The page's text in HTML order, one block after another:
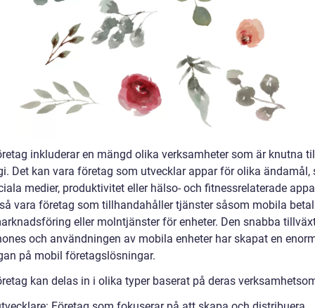
inkluderar en mängd olika verksamheter som är knutna
Det kan vara företag som utvecklar appar för olika ändamål,
medier, produktivitet eller hälso- och fitnessrelaterade
vara företag som tillhandahåller tjänster såsom mobila
eller molntjänster för enheter. Den snabba
och användningen av mobila enheter har skapat en
på mobil företagslösningar.
kan delas in i olika typer baserat på deras